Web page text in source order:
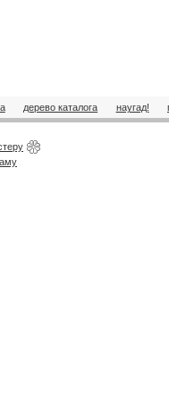
дерево каталога наугад!